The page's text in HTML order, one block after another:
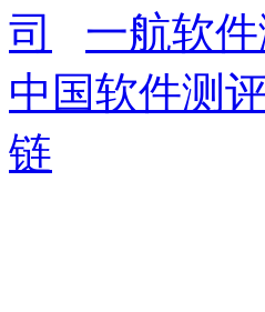
司
一航软
中国软件测
链